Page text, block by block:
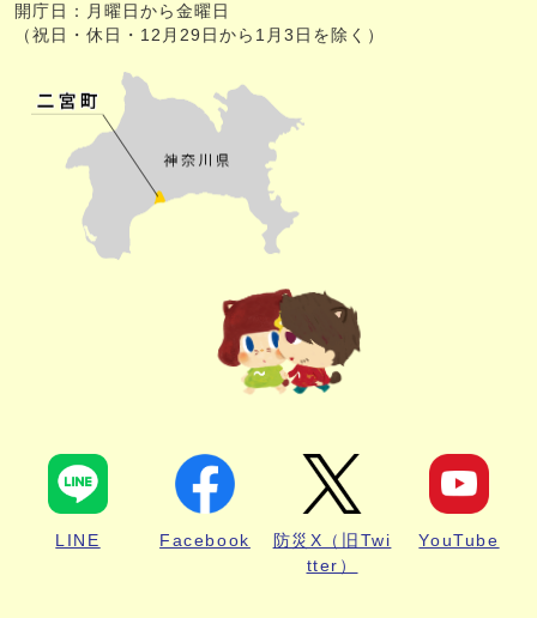
開庁日：月曜日から金曜日
（祝日・休日・12月29日から1月3日を除く）
LINE Facebook
防災X（旧Twi
tter）
YouTube